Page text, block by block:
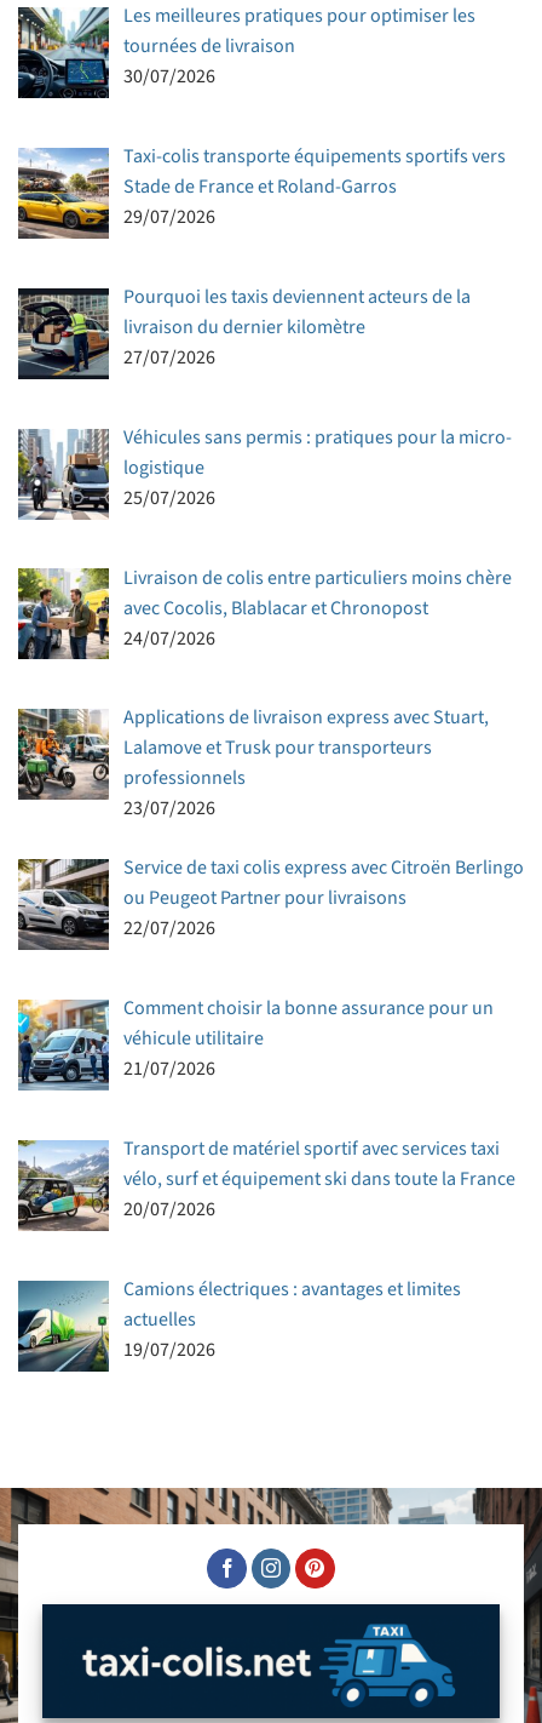
Les meilleures pratiques pour optimiser les
tournées de livraison
30/07/2026
Taxi-colis transporte équipements sportifs vers
Stade de France et Roland-Garros
29/07/2026
Pourquoi les taxis deviennent acteurs de la
livraison du dernier kilomètre
27/07/2026
Véhicules sans permis : pratiques pour la micro-
logistique
25/07/2026
Livraison de colis entre particuliers moins chère
avec Cocolis, Blablacar et Chronopost
24/07/2026
Applications de livraison express avec Stuart,
Lalamove et Trusk pour transporteurs
professionnels
23/07/2026
Service de taxi colis express avec Citroën Berlingo
ou Peugeot Partner pour livraisons
22/07/2026
Comment choisir la bonne assurance pour un
véhicule utilitaire
21/07/2026
Transport de matériel sportif avec services taxi
vélo, surf et équipement ski dans toute la France
20/07/2026
Camions électriques : avantages et limites
actuelles
19/07/2026